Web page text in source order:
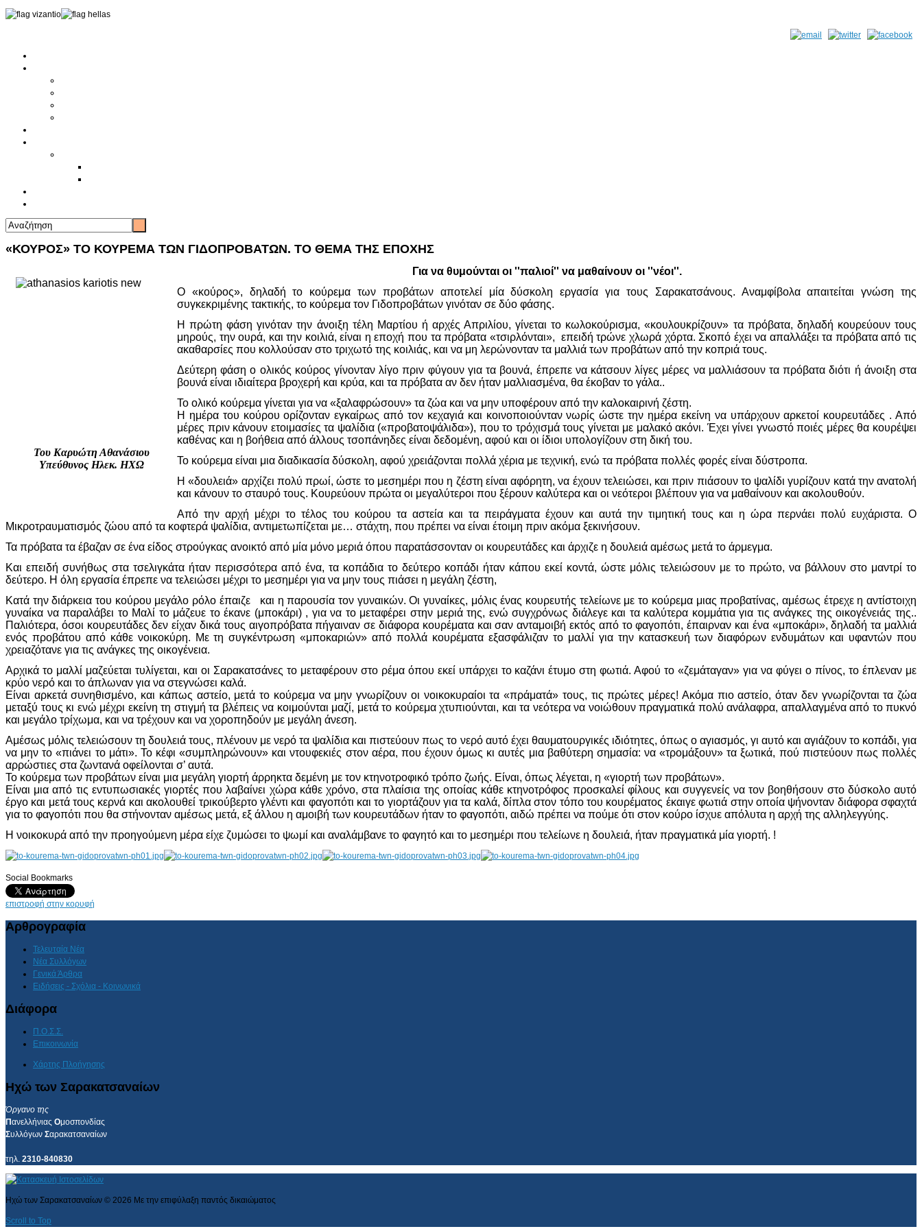
«ΚΟΥΡΟΣ» ΤΟ ΚΟΥΡΕΜΑ ΤΩΝ ΓΙΔΟΠΡΟΒΑΤΩΝ. ΤΟ ΘΕΜΑ ΤΗΣ ΕΠΟΧΗΣ
Του Καρυώτη Αθανάσιου
Υπεύθυνος Ηλεκ. ΗΧΩ
Για να θυμούνται οι ''παλιοί'' να μαθαίνουν οι ''νέοι''.
Ο «κούρος», δηλαδή το κούρεμα των προβάτων αποτελεί μία δύσκολη εργασία για τους Σαρακατσάνους. Αναμφίβολα απαιτείται γνώση της
συγκεκριμένης τακτικής, το κούρεμα τον Γιδοπροβάτων γινόταν σε δύο φάσης.
Η πρώτη φάση γινόταν την άνοιξη τέλη Μαρτίου ή αρχές Απριλίου, γίνεται το κωλοκούρισμα, «κουλουκρίζουν» τα πρόβατα, δηλαδή κουρεύουν τους
μηρούς, την ουρά, και την κοιλιά, είναι η εποχή που τα πρόβατα «τσιρλόνται», επειδή τρώνε χλωρά χόρτα. Σκοπό έχει να απαλλάξει τα πρόβατα από τις
ακαθαρσίες που κολλούσαν στο τριχωτό της κοιλιάς, και να μη λερώνονταν τα μαλλιά των προβάτων από την κοπριά τους.
Δεύτερη φάση ο ολικός κούρος γίνονταν λίγο πριν φύγουν για τα βουνά, έπρεπε να κάτσουν λίγες μέρες να μαλλιάσουν τα πρόβατα διότι ή άνοιξη στα
βουνά είναι ιδιαίτερα βροχερή και κρύα, και τα πρόβατα αν δεν ήταν μαλλιασμένα, θα έκοβαν το γάλα..
Το ολικό κούρεμα γίνεται για να «ξαλαφρώσουν» τα ζώα και να μην υποφέρουν από την καλοκαιρινή ζέστη.
Η ημέρα του κούρου ορίζονταν εγκαίρως από τον κεχαγιά και κοινοποιούνταν νωρίς ώστε την ημέρα εκείνη να υπάρχουν αρκετοί κουρευτάδες . Από
μέρες πριν κάνουν ετοιμασίες τα ψαλίδια («προβατοψάλιδα»), που το τρόχισμά τους γίνεται με μαλακό ακόνι. Έχει γίνει γνωστό ποιές μέρες θα κουρέψει
καθένας και η βοήθεια από άλλους τσοπάνηδες είναι δεδομένη, αφού και οι ίδιοι υπολογίζουν στη δική του.
Το κούρεμα είναι μια διαδικασία δύσκολη, αφού χρειάζονται πολλά χέρια με τεχνική, ενώ τα πρόβατα πολλές φορές είναι δύστροπα.
Η «δουλειά» αρχίζει πολύ πρωί, ώστε το μεσημέρι που η ζέστη είναι αφόρητη, να έχουν τελειώσει, και πριν πιάσουν το ψαλίδι γυρίζουν κατά την ανατολή
και κάνουν το σταυρό τους. Κουρεύουν πρώτα οι μεγαλύτεροι που ξέρουν καλύτερα και οι νεότεροι βλέπουν για να μαθαίνουν και ακολουθούν.
Από την αρχή μέχρι το τέλος του κούρου τα αστεία και τα πειράγματα έχουν και αυτά την τιμητική τους και η ώρα περνάει πολύ ευχάριστα. Ο
Μικροτραυματισμός ζώου από τα κοφτερά ψαλίδια, αντιμετωπίζεται με… στάχτη, που πρέπει να είναι έτοιμη πριν ακόμα ξεκινήσουν.
Τα πρόβατα τα έβαζαν σε ένα είδος στρούγκας ανοικτό από μία μόνο μεριά όπου παρατάσσονταν οι κουρευτάδες και άρχιζε η δουλειά αμέσως μετά το άρμεγμα.
Και επειδή συνήθως στα τσελιγκάτα ήταν περισσότερα από ένα, τα κοπάδια το δεύτερο κοπάδι ήταν κάπου εκεί κοντά, ώστε μόλις τελειώσουν με το πρώτο, να βάλλουν στο μαντρί το
δεύτερο. Η όλη εργασία έπρεπε να τελειώσει μέχρι το μεσημέρι για να μην τους πιάσει η μεγάλη ζέστη,
Κατά την διάρκεια του κούρου μεγάλο ρόλο έπαιζε και η παρουσία τον γυναικών. Οι γυναίκες, μόλις ένας κουρευτής τελείωνε με το κούρεμα μιας προβατίνας, αμέσως έτρεχε η αντίστοιχη
γυναίκα να παραλάβει το Μαλί το μάζευε το έκανε (μποκάρι) , για να το μεταφέρει στην μεριά της, ενώ συγχρόνως διάλεγε και τα καλύτερα κομμάτια για τις ανάγκες της οικογένειάς της..
Παλιότερα, όσοι κουρευτάδες δεν είχαν δικά τους αιγοπρόβατα πήγαιναν σε διάφορα κουρέματα και σαν ανταμοιβή εκτός από το φαγοπότι, έπαιρναν και ένα «μποκάρι», δηλαδή τα μαλλιά
ενός προβάτου από κάθε νοικοκύρη. Με τη συγκέντρωση «μποκαριών» από πολλά κουρέματα εξασφάλιζαν το μαλλί για την κατασκευή των διαφόρων ενδυμάτων και υφαντών που
χρειαζότανε για τις ανάγκες της οικογένεια.
Αρχικά το μαλλί μαζεύεται τυλίγεται, και οι Σαρακατσάνες το μεταφέρουν στο ρέμα όπου εκεί υπάρχει το καζάνι έτυμο στη φωτιά. Αφού το «ζεμάταγαν» για να φύγει ο πίνος, το έπλεναν με
κρύο νερό και το άπλωναν για να στεγνώσει καλά.
Είναι αρκετά συνηθισμένο, και κάπως αστείο, μετά το κούρεμα να μην γνωρίζουν οι νοικοκυραίοι τα «πράματά» τους, τις πρώτες μέρες! Ακόμα πιο αστείο, όταν δεν γνωρίζονται τα ζώα
μεταξύ τους κι ενώ μέχρι εκείνη τη στιγμή τα βλέπεις να κοιμούνται μαζί, μετά το κούρεμα χτυπιούνται, και τα νεότερα να νοιώθουν πραγματικά πολύ ανάλαφρα, απαλλαγμένα από το πυκνό
και μεγάλο τρίχωμα, και να τρέχουν και να χοροπηδούν με μεγάλη άνεση.
Αμέσως μόλις τελειώσουν τη δουλειά τους, πλένουν με νερό τα ψαλίδια και πιστεύουν πως το νερό αυτό έχει θαυματουργικές ιδιότητες, όπως ο αγιασμός, γι αυτό και αγιάζουν το κοπάδι, για
να μην το «πιάνει το μάτι». Το κέφι «συμπληρώνουν» και ντουφεκιές στον αέρα, που έχουν όμως κι αυτές μια βαθύτερη σημασία: να «τρομάξουν» τα ξωτικά, πού πιστεύουν πως πολλές
αρρώστιες στα ζωντανά οφείλονται σ’ αυτά.
Το κούρεμα των προβάτων είναι μια μεγάλη γιορτή άρρηκτα δεμένη με τον κτηνοτροφικό τρόπο ζωής. Είναι, όπως λέγεται, η «γιορτή των προβάτων».
Είναι μια από τις εντυπωσιακές γιορτές που λαβαίνει χώρα κάθε χρόνο, στα πλαίσια της οποίας κάθε κτηνοτρόφος προσκαλεί φίλους και συγγενείς να τον βοηθήσουν στο δύσκολο αυτό
έργο και μετά τους κερνά και ακολουθεί τρικούβερτο γλέντι και φαγοπότι και το γιορτάζουν για τα καλά, δίπλα στον τόπο του κουρέματος έκαιγε φωτιά στην οποία ψήνονταν διάφορα σφαχτά
για το φαγοπότι που θα στήνονταν αμέσως μετά, εξ άλλου η αμοιβή των κουρευτάδων ήταν το φαγοπότι, αιδώ πρέπει να πούμε ότι στον κούρο ίσχυε απόλυτα η αρχή της αλληλεγγύης.
Η νοικοκυρά από την προηγούμενη μέρα είχε ζυμώσει το ψωμί και αναλάμβανε το φαγητό και το μεσημέρι που τελείωνε η δουλειά, ήταν πραγματικά μία γιορτή. !
AdmirorGallery 4.5.0 , author/s
Social Bookmarks
επιστροφή στην κορυφή
Αρθρογραφία
Τελευταία Νέα
Νέα Συλλόγων
Γενικά Άρθρα
Ειδήσεις - Σχόλια - Κοινωνικά
Διάφορα
Π.Ο.Σ.Σ.
Επικοινωνία
Χάρτης Πλοήγησης
Ηχώ των Σαρακατσαναίων
Όργανο της
Πανελλήνιας Ομοσπονδίας
Συλλόγων Σαρακατσαναίων
τηλ. 2310-840830
Ηχώ των Σαρακατσαναίων © 2026 Με την επιφύλαξη παντός δικαιώματος
Scroll to Top